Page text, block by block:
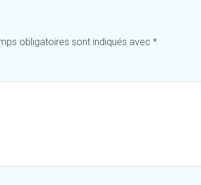
obligatoires sont indiqués avec *